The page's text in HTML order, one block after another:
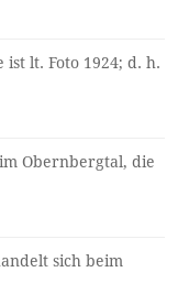
ist lt. Foto 1924; d. h.
Obernbergtal, die
sich beim